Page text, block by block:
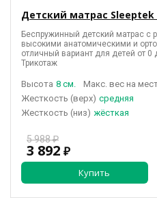
Детский матрас Sleeptek
5 988 ₽
3 892 ₽
Купить
Беспружинный детский матрас с
высокими анатомическими и
отличный вариант для детей от 0
Трикотаж
Высота 8 см. Макс. вес на
(верх) средняя
(низ) жёсткая